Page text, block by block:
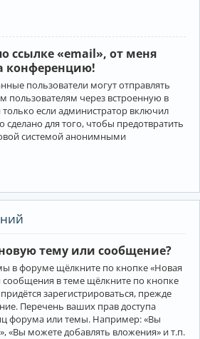
ссылке «email», от меня
конференцию!
пользователи могут отправлять
пользователям через встроенную в
если администратор включил
для того, чтобы предотвратить
системой анонимными
тему или сообщение?
в форуме щёлкните по кнопке «Новая
в теме щёлкните по кнопке
зарегистрироваться, прежде
Перечень ваших прав доступа
форума или темы. Например: «Вы
«Вы можете добавлять вложения» и т.п.